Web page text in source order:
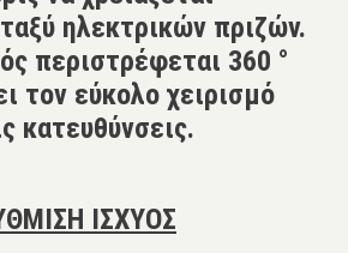
ηλεκτρικών πριζών.
περιστρέφεται 360 °
τον εύκολο χειρισμό
κατευθύνσεις.
ΙΣΧΥΟΣ